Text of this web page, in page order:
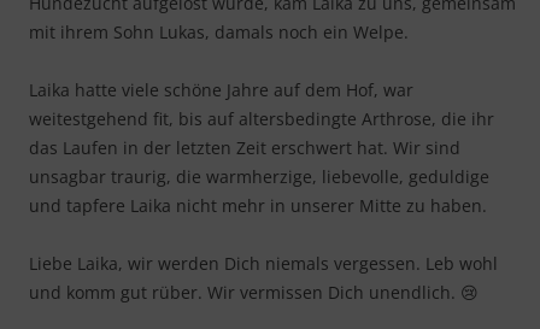
mit ihrem Sohn Lukas, damals noch ein Welpe.
Laika hatte viele schöne Jahre auf dem Hof, war
weitestgehend fit, bis auf altersbedingte Arthrose, die ihr
das Laufen in der letzten Zeit erschwert hat. Wir sind
unsagbar traurig, die warmherzige, liebevolle, geduldige
und tapfere Laika nicht mehr in unserer Mitte zu haben.
Liebe Laika, wir werden Dich niemals vergessen. Leb wohl
und komm gut rüber. Wir vermissen Dich unendlich. 😢